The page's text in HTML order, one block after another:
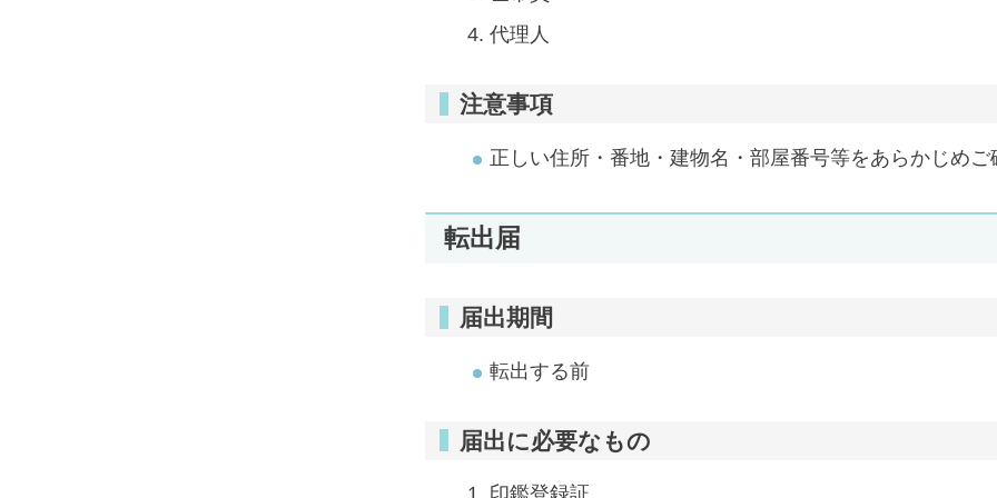
代理人
注意事項
正しい住所・番地・建物名・部屋番号等をあらかじめご
転出届
届出期間
転出する前
届出に必要なもの